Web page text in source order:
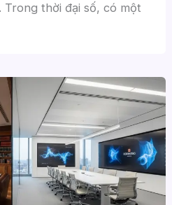
Trong thời đại số, có một